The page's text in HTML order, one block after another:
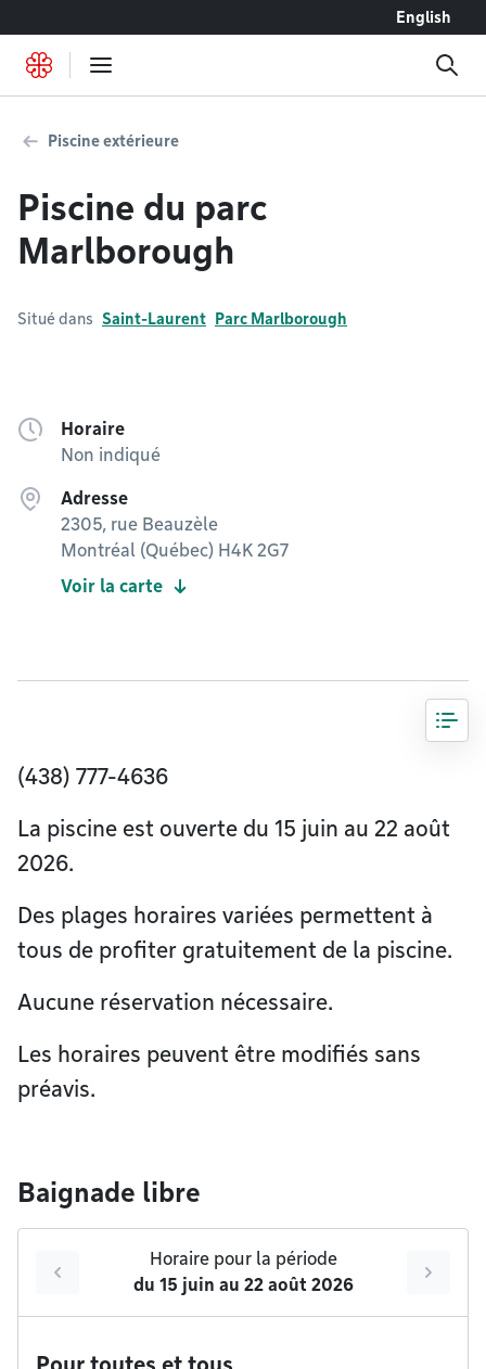
English
Piscine extérieure
Piscine du parc
Marlborough
Situé dans Saint-Laurent Parc Marlborough
Horaire
Non indiqué
Adresse
2305, rue Beauzèle
Montréal (Québec) H4K 2G7
Voir la carte
(438) 777-4636
La piscine est ouverte du 15 juin au 22 août
2026.
Des plages horaires variées permettent à
tous de profiter gratuitement de la piscine.
Aucune réservation nécessaire.
Les horaires peuvent être modifiés sans
préavis.
Baignade libre
Horaire pour la période
du 15 juin au 22 août 2026